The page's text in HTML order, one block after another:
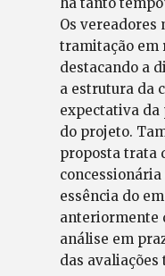
Os vereadores
tramitação em
destacando a
a estrutura da
expectativa da
do projeto.
proposta trata
essência do
anteriormente
análise em
das